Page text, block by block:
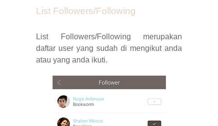
List Followers/Following
List Followers/Following merupakan
daftar user yang sudah di mengikut anda
atau yang anda ikuti.